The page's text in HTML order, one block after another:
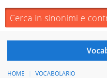
HOME VOCABOLARIO